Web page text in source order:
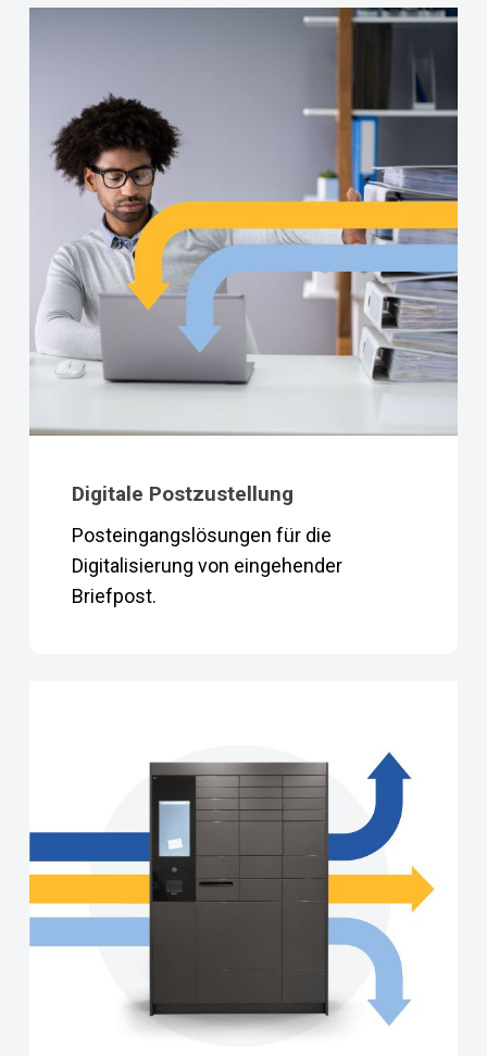
Digitale Postzustellung
Posteingangslösungen für die
Digitalisierung von eingehender
Briefpost.